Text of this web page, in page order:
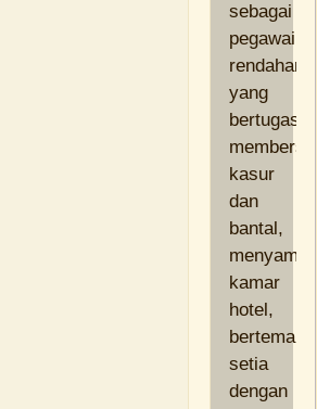
sebagai
pegawai
rendahan
yang
bertugas
kasur
dan
bantal,
menyampu
kamar
hotel,
berteman
setia
dengan